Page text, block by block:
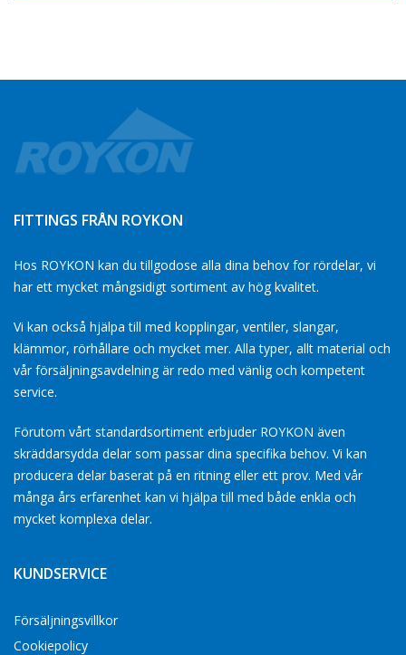
FITTINGS FRÅN ROYKON
Hos ROYKON kan du tillgodose alla dina behov for rördelar, vi
har ett mycket mångsidigt sortiment av hög kvalitet.
Vi kan också hjälpa till med kopplingar, ventiler, slangar,
klämmor, rörhållare och mycket mer. Alla typer, allt material och
vår försäljningsavdelning är redo med vänlig och kompetent
service.
Förutom vårt standardsortiment erbjuder ROYKON även
skräddarsydda delar som passar dina specifika behov. Vi kan
producera delar baserat på en ritning eller ett prov. Med vår
många års erfarenhet kan vi hjälpa till med både enkla och
mycket komplexa delar.
KUNDSERVICE
Försäljningsvillkor
Cookiepolicy